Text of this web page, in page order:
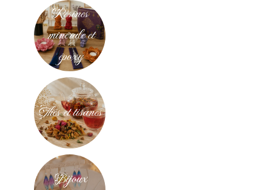
Résines
minérale et
époxy
Thés et tisanes
Bijoux